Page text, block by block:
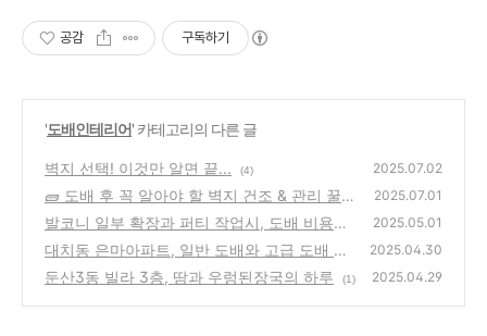
공감 구독하기
'도배인테리어' 카테고리의 다른 글
벽지 선택! 이것만 알면 끝... (4) 2025.07.02
🧱 도배 후 꼭 알아야 할 벽지 건조 & 관리 꿀
팁!
(0)
2025.07.01
발코니 일부 확장과 퍼티 작업시, 도배 비용
은?
(1)
2025.05.01
대치동 은마아파트, 일반 도배와 고급 도배 견
적이...
(0)
2025.04.30
둔산3동 빌라 3층, 땀과 우렁된장국의 하루 (1) 2025.04.29